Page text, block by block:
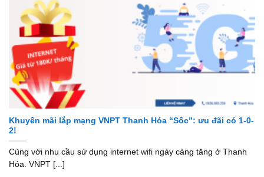
Khuyến mãi lắp mạng VNPT Thanh Hóa “Sốc”: ưu đãi có 1-0-
2!
Cùng với nhu cầu sử dụng internet wifi ngày càng tăng ở Thanh
Hóa. VNPT [...]